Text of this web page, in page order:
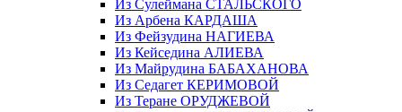
Из Сулеймана СТАЛЬСКОГО
Из Арбена КАРДАША
Из Фейзудина НАГИЕВА
Из Кейседина АЛИЕВА
Из Майрудина БАБАХАНОВА
Из Седагет КЕРИМОВОЙ
Из Теране ОРУДЖЕВОЙ